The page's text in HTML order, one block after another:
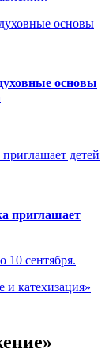
основы
приглашает
10 сентября.
и катехизация»